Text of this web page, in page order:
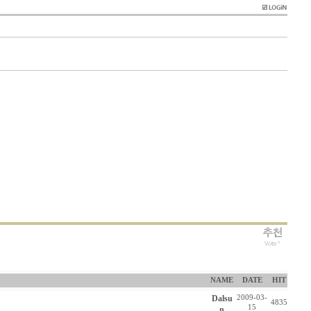
NAME DATE HIT
Dalsu 2009-03-
15
4835